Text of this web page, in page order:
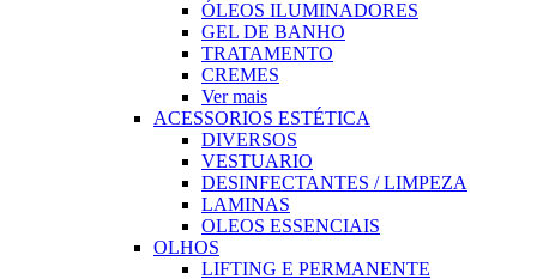
ÓLEOS ILUMINADORES
GEL DE BANHO
TRATAMENTO
CREMES
Ver mais
ACESSORIOS ESTÉTICA
DIVERSOS
VESTUARIO
DESINFECTANTES / LIMPEZA
LAMINAS
OLEOS ESSENCIAIS
OLHOS
LIFTING E PERMANENTE